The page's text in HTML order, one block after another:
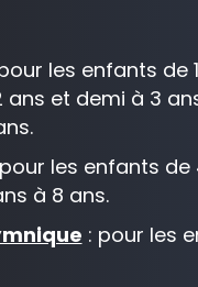
les enfants de
ans et demi à 3
les enfants de
à 8 ans.
: pour les